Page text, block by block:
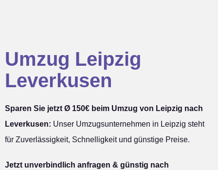
Umzug Leipzig
Leverkusen
Sparen Sie jetzt Ø 150€ beim Umzug von Leipzig nach
Leverkusen: Unser Umzugsunternehmen in Leipzig steht
für Zuverlässigkeit, Schnelligkeit und günstige Preise.
Jetzt unverbindlich anfragen & günstig nach